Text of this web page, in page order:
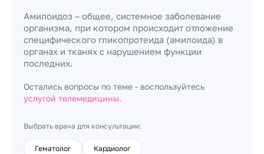
Амилоидоз – общее, системное заболевание
организма, при котором происходит отложение
специфического гликопротеида (амилоида) в
органах и тканях с нарушением функции
последних.
Остались вопросы по теме - воспользуйтесь
услугой телемедицины.
Выбрать врача для консультации:
Гематолог Кардиолог